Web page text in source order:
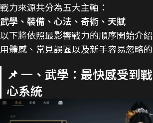
戰力來源共分為五大主軸：
武學、裝備、心法、奇術、天賦
以下將依照最影響戰力的順序開始介
用體感、常見誤區以及新手容易忽略的
📌 一、武學：最快感受到
心系統